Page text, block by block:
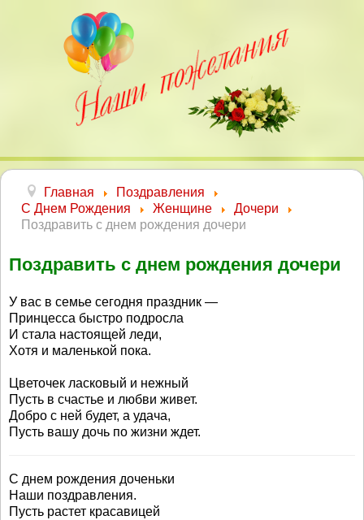
Главная
Поздравления
С Днем Рождения
Женщине
Дочери
Поздравить с днем рождения дочери
Поздравить с днем рождения дочери
У вас в семье сегодня праздник —
Принцесса быстро подросла
И стала настоящей леди,
Хотя и маленькой пока.
Цветочек ласковый и нежный
Пусть в счастье и любви живет.
Добро с ней будет, а удача,
Пусть вашу дочь по жизни ждет.
С днем рождения доченьки
Наши поздравления.
Пусть растет красавицей